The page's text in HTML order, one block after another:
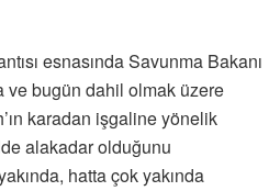
esnasında Savunma Bakanı
ve bugün dahil olmak üzere
karadan işgaline yönelik
alakadar olduğunu
hatta çok yakında